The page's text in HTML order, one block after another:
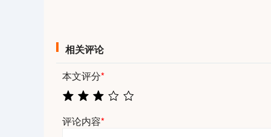
相关评论
本文评分*
评论内容*